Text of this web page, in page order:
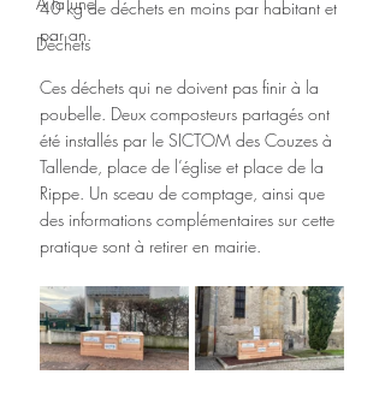
Déchets
40 kg de déchets en moins par habitant et
par an.
Ces déchets qui ne doivent pas finir à la
poubelle. Deux composteurs partagés ont
été installés par le SICTOM des Couzes à
Tallende, place de l’église et place de la
Rippe. Un sceau de comptage, ainsi que
des informations complémentaires sur cette
pratique sont à retirer en mairie.